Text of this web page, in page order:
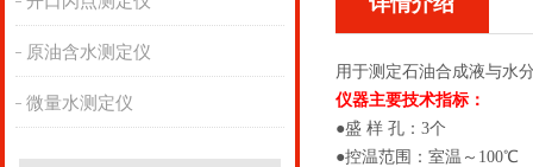
原油含水测定仪
微量水测定仪
用于测定石油合成液与水
仪器主要技术指标：
●盛 样 孔：3个
●控温范围：室温～100℃